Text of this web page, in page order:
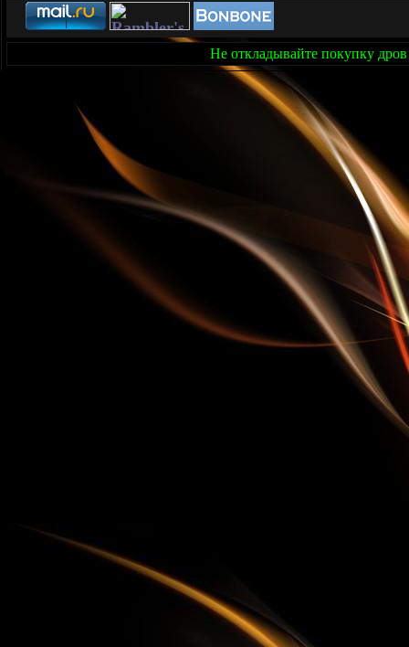
Не откладывайте покупку